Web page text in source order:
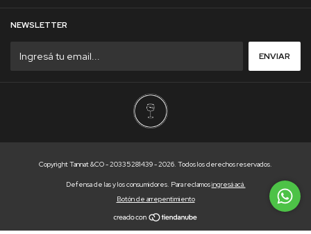
NEWSLETTER
Copyright Tannat &CO - 20335281439 - 2026. Todos los derechos reservados.
Defensa de las y los consumidores. Para reclamosingresá acá.
Botón de arrepentimiento